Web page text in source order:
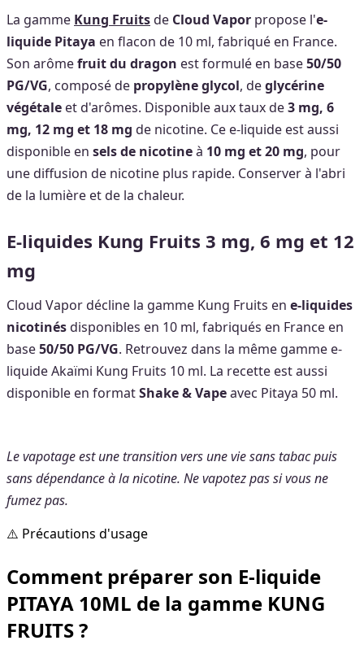
La gamme Kung Fruitsde Cloud Vapor propose l'e-
liquide Pitaya en flacon de 10 ml, fabriqué en France.
Son arômefruit du dragon est formulé en base50/50
PG/VG, composé de propylène glycol, deglycérine
végétale et d'arômes. Disponible aux taux de3 mg, 6
mg, 12 mg et 18 mg de nicotine. Ce e-liquide est aussi
disponible en sels de nicotineà 10 mg et 20 mg, pour
une diffusion de nicotine plus rapide. Conserver à l'abri
de la lumière et de la chaleur.
E-liquides Kung Fruits 3 mg, 6 mg et 12
mg
Cloud Vapor décline la gamme Kung Fruits en e-liquides
nicotinésdisponibles en 10 ml, fabriqués en France en
base50/50 PG/VG. Retrouvez dans la même gamme e-
liquide Akaïmi Kung Fruits 10 ml. La recette est aussi
disponible en formatShake & Vapeavec Pitaya 50 ml.
Le vapotage est une transition vers une vie sans tabac puis
sans dépendance à la nicotine. Ne vapotez pas si vous ne
fumez pas.
⚠️ Précautions d'usage
Comment préparer son E-liquide
PITAYA 10ML de la gamme KUNG
FRUITS ?